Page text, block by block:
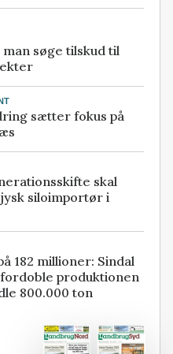
søge tilskud til
sætter fokus på
skal
siloimportør i
182 millioner: Sindal
fordoble produktionen
800.000 ton